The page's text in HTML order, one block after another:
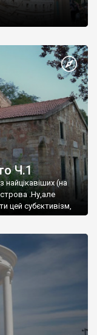
Ч.1
(на
.Ну,але
цей субєктивізм,